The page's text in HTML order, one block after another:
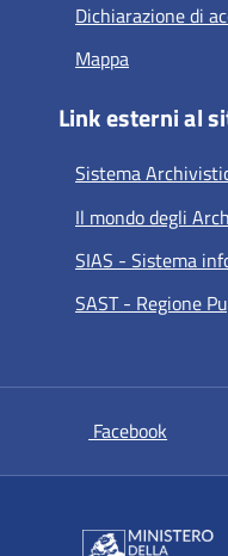
Dichiarazione di
Mappa
Link esterni al
Sistema
Il mondo degli
SIAS - Sistema
SAST - Regione
Facebook si